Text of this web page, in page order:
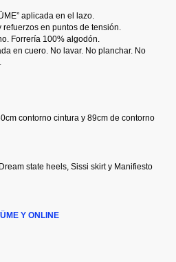
aplicada en el lazo.
en puntos de tensión.
Forrería 100% algodón.
en cuero. No lavar. No planchar. No
contorno cintura y 89cm de contorno
state heels, Sissi skirt y Manifiesto
Y ONLINE